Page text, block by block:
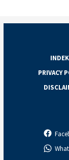
PRIVACY